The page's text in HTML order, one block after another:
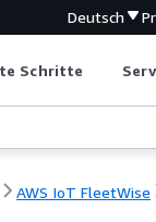
Deutsch
Schritte
AWS IoT FleetWise